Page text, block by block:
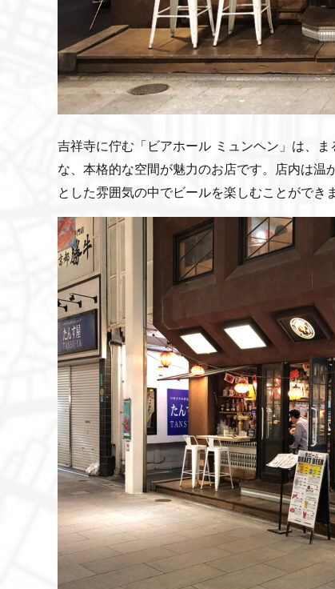
吉祥寺に佇む「ビアホール ミュンヘン」は、
な、本格的な空間が魅力のお店です。店内は
とした雰囲気の中でビールを楽しむことができ